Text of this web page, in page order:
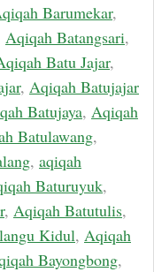
Barumekar,
Aqiqah Batangsari,
Batu Jajar,
, Aqiqah Batujajar
Batujaya, Aqiqah
Batulawang,
, aqiqah
Baturuyuk,
, Aqiqah Batutulis,
Kidul, Aqiqah
Bayongbong,